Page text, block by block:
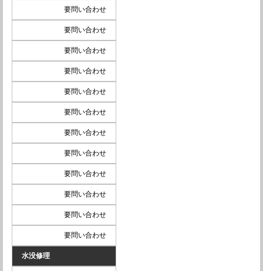
要問い合わせ
要問い合わせ
要問い合わせ
要問い合わせ
要問い合わせ
要問い合わせ
要問い合わせ
要問い合わせ
要問い合わせ
要問い合わせ
要問い合わせ
要問い合わせ
水没修理